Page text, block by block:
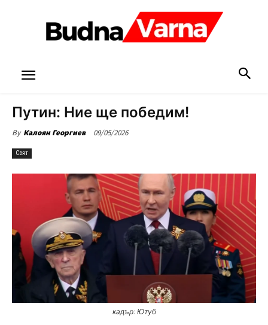
Путин: Ние ще победим!
By Калоян Георгиев 09/05/2026
Свят
кадър: Ютуб